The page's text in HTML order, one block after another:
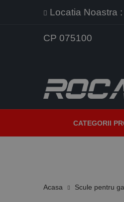
Locatia Noastra
CP 075100
CATEGORII
Acasa Scule pentru